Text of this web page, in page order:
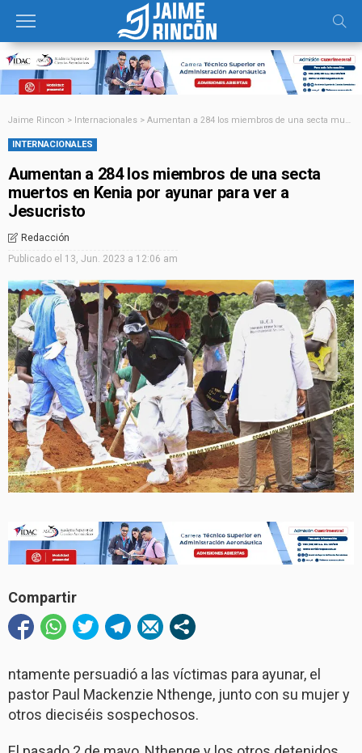
Jaime Rincon > Internacionales > Aumentan a 284 los miembros de una secta muertos en Kenia por ayunar para ver a Jesucristo
INTERNACIONALES
Aumentan a 284 los miembros de una secta
muertos en Kenia por ayunar para ver a
Jesucristo
Redacción
Publicado el 13, Jun. 2023 a 12:06 am
Compartir
ntamente persuadió a las víctimas para ayunar, el
pastor Paul Mackenzie Nthenge, junto con su mujer y
otros dieciséis sospechosos.